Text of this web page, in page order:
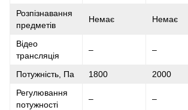
Розпізнавання
предметів
Немає Немає
Відео
трансляція
– –
Потужність, Па 1800 2000
Регулювання
потужності
– –